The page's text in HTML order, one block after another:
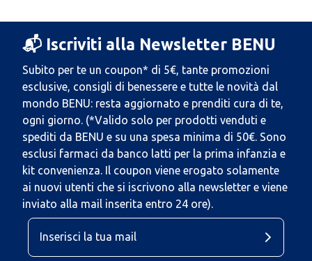
📬 Iscriviti alla Newsletter BENU
Subito per te un coupon* di 5€, tante promozioni
esclusive, consigli di benessere e tutte le novità dal
mondo BENU: resta aggiornato e prenditi cura di te,
ogni giorno. (*Valido solo per prodotti venduti e
spediti da BENU e su una spesa minima di 50€. Sono
esclusi farmaci da banco latti per la prima infanzia e
kit convenienza. Il coupon viene erogato solamente
ai nuovi utenti che si iscrivono alla newsletter e viene
inviato alla mail inserita entro 24 ore).